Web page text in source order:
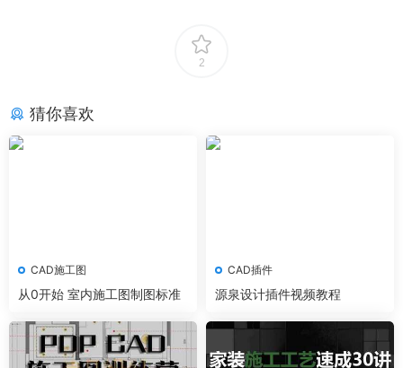
2
猜你喜欢
CAD施工图
从0开始 室内施工图制图标准
CAD插件
源泉设计插件视频教程